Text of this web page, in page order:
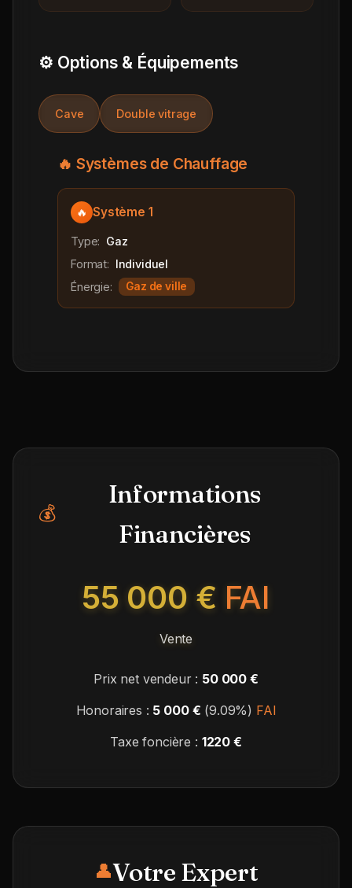
⚙️ Options & Équipements
Cave Double vitrage
🔥 Systèmes de Chauffage
🔥 Système 1
Type: Gaz
Format: Individuel
Énergie:
Gaz de ville
💰
Informations
Financières
55 000 € FAI
Vente
Prix net vendeur : 50 000 €
Honoraires : 5 000 € (9.09%) FAI
Taxe foncière : 1220 €
👤Votre Expert